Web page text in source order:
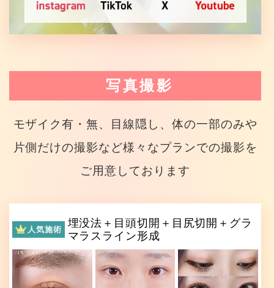
写真撮影
モザイク有・無、目線隠し、体の一部のみや
片側だけの撮影など様々なプランでの撮影を
ご用意しております
人気施術
埋没法＋目頭切開＋目尻切開＋グラ
マラスライン形成